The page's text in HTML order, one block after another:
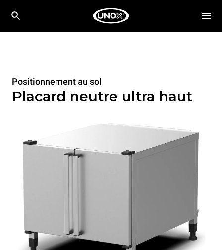
Positionnement au sol
Placard neutre ultra haut